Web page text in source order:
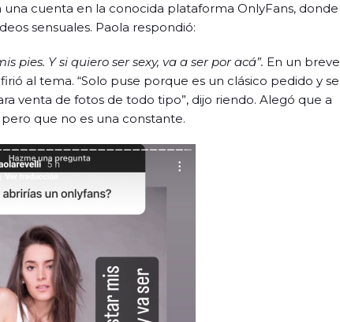
cuenta en la conocida plataforma OnlyFans, donde
sensuales. Paola respondió:
pies. Y si quiero ser sexy, va a ser por acá”. En un breve
al tema. “Solo puse porque es un clásico pedido y se
venta de fotos de todo tipo”, dijo riendo. Alegó que a
que no es una constante.